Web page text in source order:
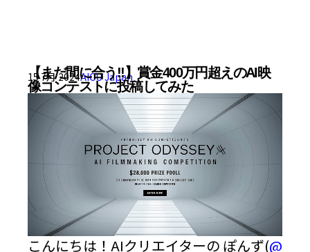
【まだ間に合う!!】賞金400万円超えのAI映
像コンテストに投稿してみた
15 7月 2024AICU Japan
こんにちは！AIクリエイターの ぽんず(@